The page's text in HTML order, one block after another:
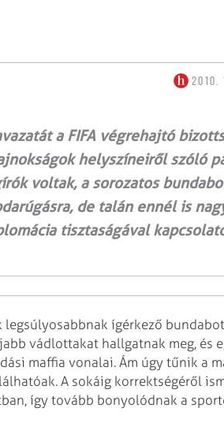
2010.
a FIFA végrehajtó
helyszíneiről szóló
voltak, a sorozatos
de talán ennél is
tisztaságával
ígérkező
vádlottakat hallgatnak meg, és
maffia vonalai. Ám úgy tűnik a
A sokáig korrektségéről
így tovább bonyolódnak a